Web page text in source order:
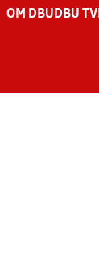
OM DBU DBU TV